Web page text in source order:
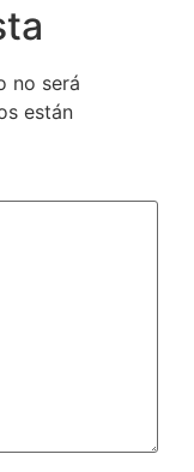
no será
están